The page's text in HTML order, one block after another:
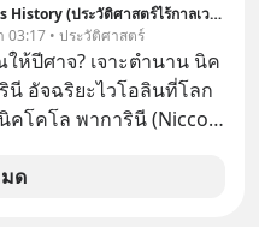
เรียกร้อง ‘โตโยต้า’ ย้าย
ลักออกจากไทย พร้อม
โยชน์เต็ม หวังดึงทั้ง
พพลายเชนไปปักหลัก
Timeless History (ประวัติศาสตร์ไร้กาลเวลา)
03:17 • ประวัติศาสตร์
ปีศาจ? เจาะตำนาน นิค
นี อัจฉริยะไวโอลินที่โลก
คโคโล พาการินี (Niccolò
สียงที่สุดในสมัยศตวรรษที่
ด